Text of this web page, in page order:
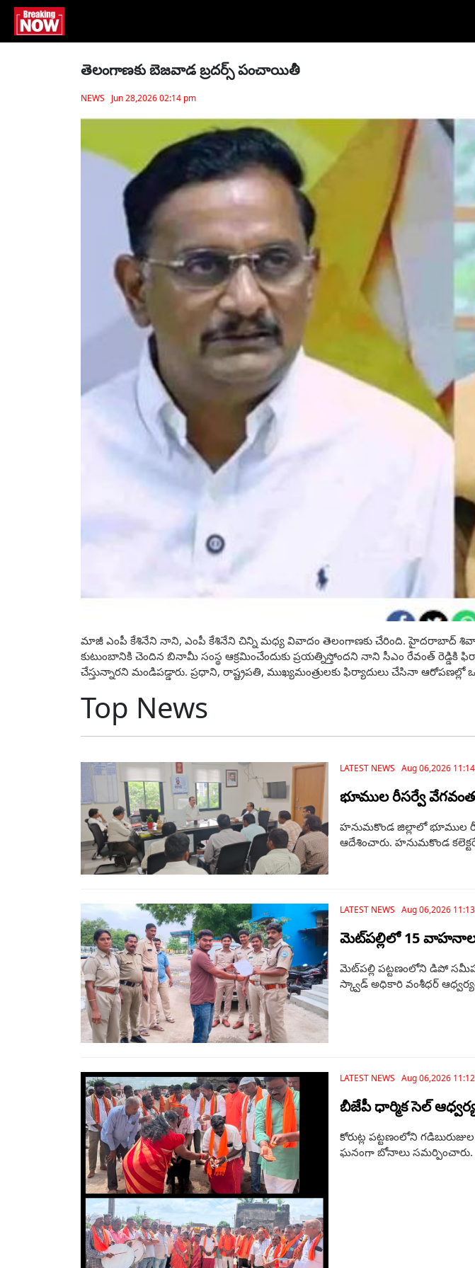
తెలంగాణకు బెజవాడ బ్రదర్స్ పంచాయితీ
NEWS Jun 28,2026 02:14 pm
మాజీ ఎంపీ కేశినేని నాని, ఎంపీ కేశినేని చిన్ని మధ్య వివాదం తెలంగాణకు చేరింది. హైదరాబాద్
కుటుంబానికి చెందిన బినామీ సంస్థ ఆక్రమించేందుకు ప్రయత్నిస్తోందని నాని సీఎం రేవంత్
చేస్తున్నారని మండిపడ్డారు. ప్రధాని, రాష్ట్రపతి, ముఖ్యమంత్రులకు ఫిర్యాదులు చేసినా
Top News
LATEST NEWS Aug 06,2026
భూముల రీసర్వే
హనుమకొండ జిల్లాలో భూముల
ఆదేశించారు. హనుమకొండ
LATEST NEWS Aug 06,2026
మెట్‌పల్లిలో 15
మెట్‌పల్లి పట్టణంలోని డిపో
స్క్వాడ్ అధికారి వంశీధర్
LATEST NEWS Aug 06,2026
బీజేపీ ధార్మిక సెల్
కోరుట్ల పట్టణంలోని
ఘనంగా బోనాలు